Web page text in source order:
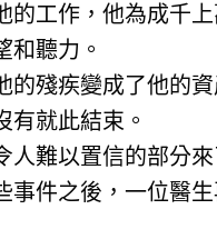
的工作，他為成千
和聽力。
的殘疾變成了他的資
有就此結束。
人難以置信的部分來
事件之後，一位醫